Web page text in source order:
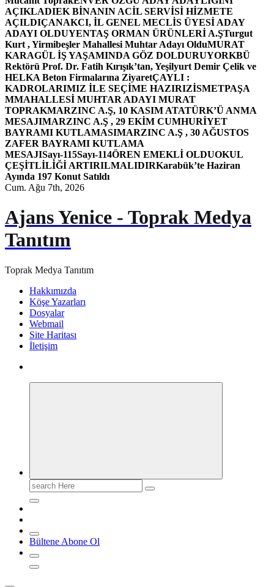
AÇIKLADIEK BİNANIN ACİL SERVİSİ HİZMETE
AÇILDIÇANAKCI, İL GENEL MECLİS ÜYESİ ADAY
ADAYI OLDUYENTAŞ ORMAN ÜRÜNLERİ A.ŞTurgut
Kurt , Yirmibeşler Mahallesi Muhtar Adayı OlduMURAT
KARAGÜL İŞ YAŞAMINDA GÖZ DOLDURUYORKBÜ
Rektörü Prof. Dr. Fatih Kırışık’tan, Yeşilyurt Demir Çelik ve
HELKA Beton Firmalarına ZiyaretÇAYLI :
KADROLARIMIZ İLE SEÇİME HAZIRIZİSMETPAŞA
MMAHALLESİ MUHTAR ADAYI MURAT
TOPRAKMARZINC A.Ş, 10 KASIM ATATÜRK’Ü ANMA
MESAJIMARZINC A.Ş , 29 EKİM CUMHURİYET
BAYRAMI KUTLAMASIMARZINC A.Ş , 30 AĞUSTOS
ZAFER BAYRAMI KUTLAMA
MESAJISayı-115Sayı-114ÖREN EMEKLİ OLDUOKUL
ÇEŞİTLİLİĞİ ARTIRILMALIDIRKarabük’te Haziran
Ayında 197 Konut Satıldı
Cum. Ağu 7th, 2026
Ajans Yenice - Toprak Medya
Tanıtım
Toprak Medya Tanıtım
Hakkımızda
Köşe Yazarları
Dosyalar
Webmail
Site Haritası
İletişim
Search
for:
Bültene Abone Ol